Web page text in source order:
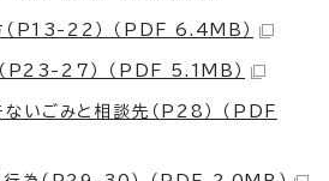
（P13-22） （PDF 6.4MB）
P23-27） （PDF 5.1MB）
いごみと相談先（P28） （PDF